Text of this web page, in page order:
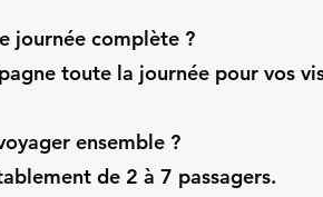
journée complète ?
toute la journée pour vos
ensemble ?
de 2 à 7 passagers.